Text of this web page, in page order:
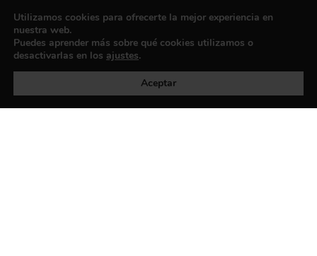
Política de privacidad
Utilizamos cookies para ofrecerte la mejor experiencia en
nuestra web.
Puedes aprender más sobre qué cookies utilizamos o
desactivarlas en los ajustes.
Aceptar